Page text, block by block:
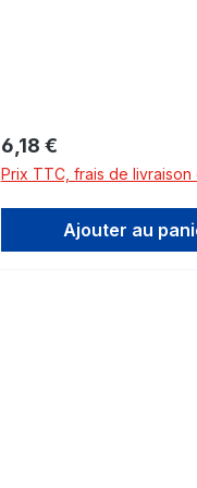
Prix régulier :
6,18 €
Prix TTC, frais de livraison
Ajouter au